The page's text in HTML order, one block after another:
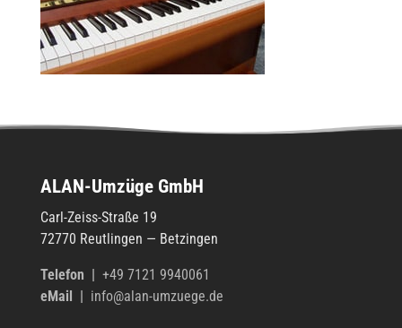
ALAN-Umzüge GmbH
Carl-Zeiss-Straße 19
72770 Reut­lin­gen — Betzingen
Tele­fon | +49 7121 9940061
eMail | info@alan-umzuege.de